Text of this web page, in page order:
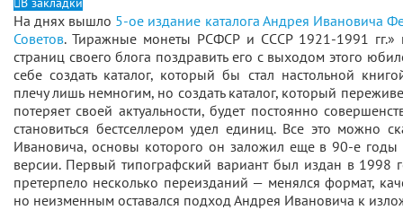
На днях вышло 5-ое издание каталога Андрея Ивановича
Советов. Тиражные монеты РСФСР и СССР 1921-1991
страниц своего блога поздравить его с выходом этого
себе создать каталог, который бы стал настольной
плечу лишь немногим, но создать каталог, который
потеряет своей актуальности, будет постоянно
становиться бестселлером удел единиц. Все это можно
Ивановича, основы которого он заложил еще в 90-е годы
версии. Первый типографский вариант был издан в 1998
претерпело несколько переизданий — менялся формат,
но неизменным оставался подход Андрея Ивановича к